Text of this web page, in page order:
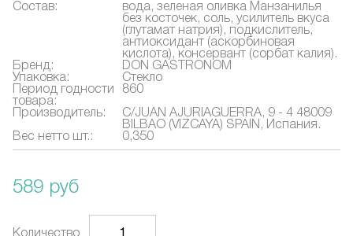
Состав:
вода, зеленая оливка Манзанилья
без косточек, соль, усилитель вкуса
(глутамат натрия), подкислитель,
антиоксидант (аскорбиновая
кислота), консервант (сорбат калия).
Бренд:
DON GASTRONOM
Упаковка:
Стекло
Период годности
товара:
860
Производитель:
C/JUAN AJURIAGUERRA, 9 - 4 48009
BILBAO (VIZCAYA) SPAIN, Испания.
Вес нетто шт.:
0,350
589 руб
Количество